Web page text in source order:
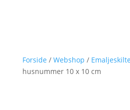
Forside / Webshop / Emaljeskilte
husnummer 10 x 10 cm